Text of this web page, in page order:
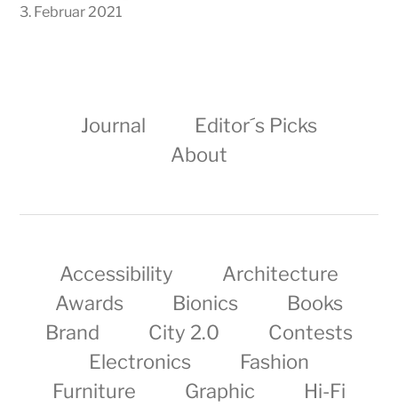
3. Februar 2021
Journal
Editor´s Picks
About
Accessibility
Architecture
Awards
Bionics
Books
Brand
City 2.0
Contests
Electronics
Fashion
Furniture
Graphic
Hi-Fi